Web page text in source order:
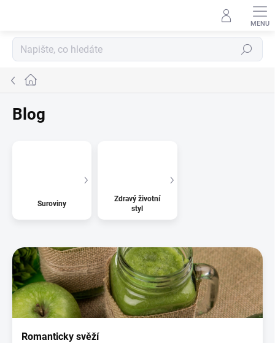
Hledat
Domů
Blog
Suroviny
Zdravý životní
styl
ý
p
i
s
č
l
Romanticky svěží